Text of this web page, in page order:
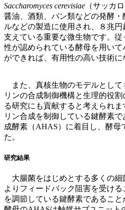
Saccharomyces cerevisiae （サッカ
醤油、酒類、パン類などの発酵
ルなどの製造に使用され、８兆
支えている重要な微生物です。
性が認められている酵母を用い
ができれば、有用性の高い技術に
また、真核生物のモデルとして
リンの合成制御機構と生理的役
る研究にも貢献すると考えられ
リン合成を制御している鍵酵素
成酵素（AHAS）に着目し、酵母
た。
研究結果
大腸菌をはじめとする多くの細
よりフィードバック阻害を受け
を調節している鍵酵素であること